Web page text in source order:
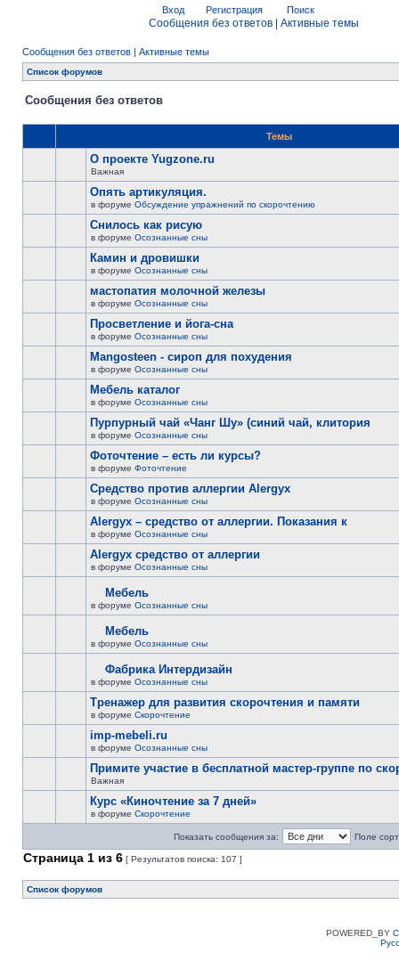
Вход Регистрация Поиск
Сообщения без ответов Активные темы
Сообщения без ответов | Активные темы
Список форумов
Сообщения без ответов
Темы
О проекте Yugzone.ru
Важная
Опять артикуляция.
в форуме Обсуждение упражнений по скорочтению
Снилось как рисую
в форуме Осознанные сны
Камин и дровишки
в форуме Осознанные сны
мастопатия молочной железы
в форуме Осознанные сны
Просветление и йога-сна
в форуме Осознанные сны
Mangosteen - сироп для похудения
в форуме Осознанные сны
Мебель каталог
в форуме Осознанные сны
Пурпурный чай «Чанг Шу» (синий чай, клитория
в форуме Осознанные сны
Фоточтение – есть ли курсы?
в форуме Фоточтение
Cредство против аллергии Alergyx
в форуме Осознанные сны
Alergyx – средство от аллергии. Показания к
в форуме Осознанные сны
Alergyx средство от аллергии
в форуме Осознанные сны
Мебель
в форуме Осознанные сны
Мебель
в форуме Осознанные сны
Фабрика Интердизайн
в форуме Осознанные сны
Тренажер для развития скорочтения и памяти
в форуме Скорочтение
imp-mebeli.ru
в форуме Осознанные сны
Примите участие в бесплатной мастер-группе по
Важная
Курс «Киночтение за 7 дней»
в форуме Скорочтение
Показать сообщения за: Поле
Страница 1 из 6 [ Результатов поиска: 107 ]
Список форумов
POWERED_BY